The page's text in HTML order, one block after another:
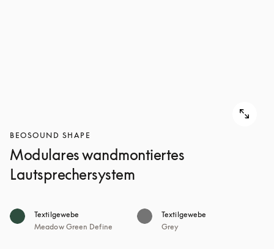
BEOSOUND SHAPE
Modulares wandmontiertes
Lautsprechersystem
Textilgewebe
Meadow Green Define
Textilgewebe
Grey